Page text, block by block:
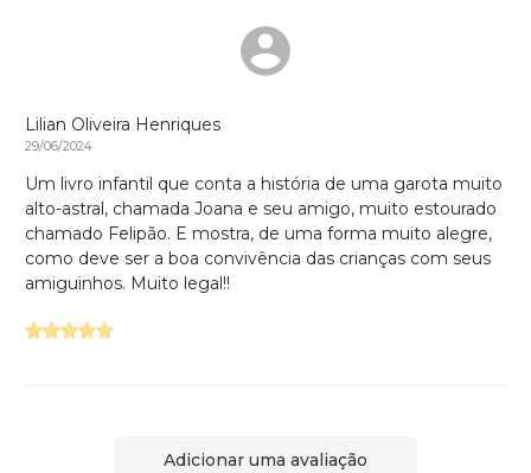
Lilian Oliveira Henriques
29/06/2024
Um livro infantil que conta a história de uma garota muito
alto-astral, chamada Joana e seu amigo, muito estourado
chamado Felipão. E mostra, de uma forma muito alegre,
como deve ser a boa convivência das crianças com seus
amiguinhos. Muito legal!!
Adicionar uma avaliação